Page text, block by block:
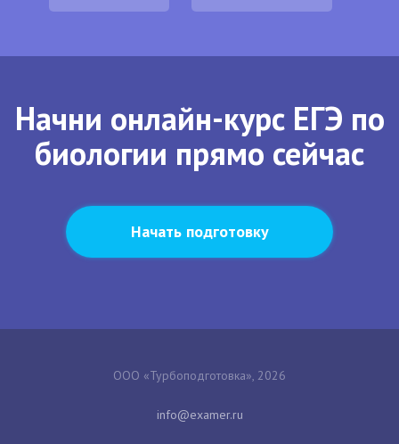
Начни онлайн-курс ЕГЭ по
биологии прямо сейчас
Начать подготовку
ООО «Турбоподготовка», 2026